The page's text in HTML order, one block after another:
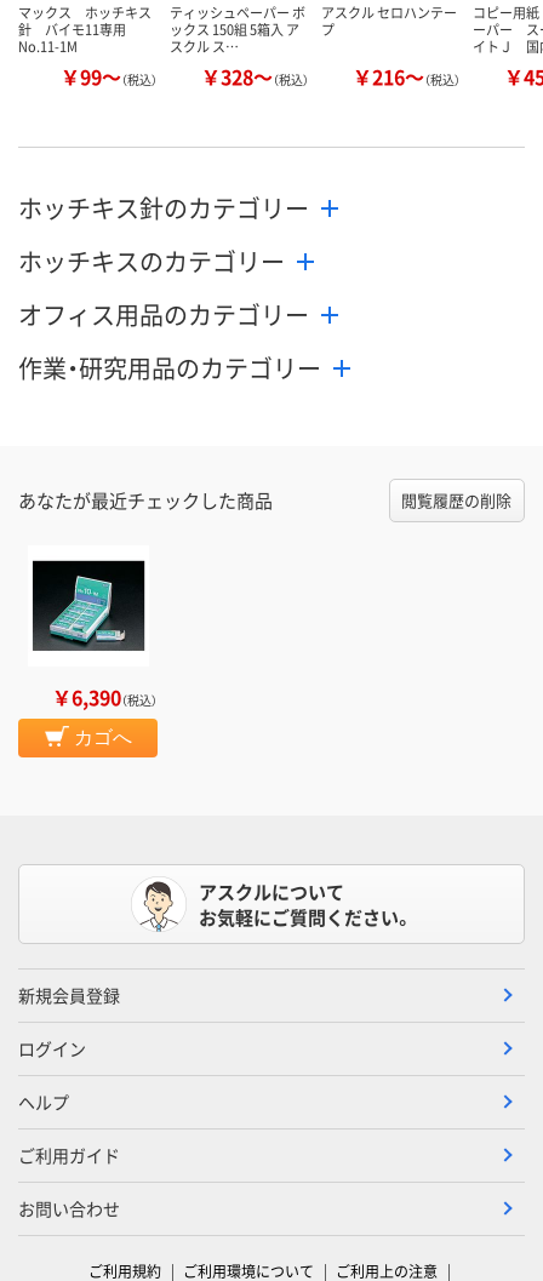
マックス ホッチキス
針 バイモ11専用
No.11-1M
￥99～（税込）
ティッシュペーパー ボ
ックス 150組 5箱入 ア
スクル ス…
￥328～（税込）
アスクル セロハンテー
プ
￥216～（税込）
コピー用
ーパー ス
イトＪ 国
￥
ホッチキス針のカテゴリー
ホッチキスのカテゴリー
オフィス用品のカテゴリー
作業・研究用品のカテゴリー
あなたが最近チェックした商品 閲覧履歴の削除
￥6,390（税込）
カゴへ
アスクルについて
お気軽にご質問ください。
新規会員登録
ログイン
ヘルプ
ご利用ガイド
お問い合わせ
ご利用規約 ご利用環境について ご利用上の注意